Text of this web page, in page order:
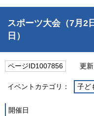
スポーツ大会（7月2
日）
ページID1007856 更新
イベントカテゴリ： 子ど
開催日